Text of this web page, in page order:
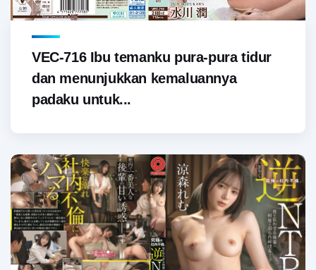
VEC-716 Ibu temanku pura-pura tidur
dan menunjukkan kemaluannya
padaku untuk...